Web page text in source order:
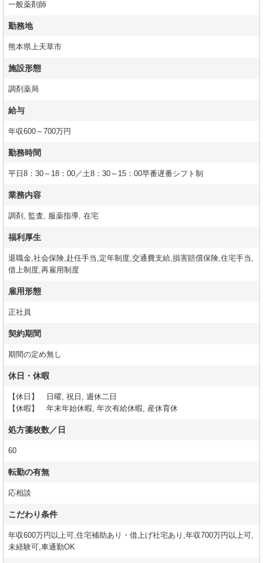
一般薬剤師
勤務地
熊本県上天草市
施設形態
調剤薬局
給与
年収600～700万円
勤務時間
平日8：30～18：00／土8：30～15：00早番遅番シフト制
業務内容
調剤, 監査, 服薬指導, 在宅
福利厚生
退職金,社会保険,赴任手当,定年制度,交通費支給,損害賠償保険,住宅手当,
借上制度,再雇用制度
雇用形態
正社員
契約期間
期間の定め無し
休日・休暇
【休日】 日曜, 祝日, 週休二日
【休暇】 年末年始休暇, 年次有給休暇, 産休育休
処方箋枚数／日
60
転勤の有無
応相談
こだわり条件
年収600万円以上可,住宅補助あり・借上げ社宅あり,年収700万円以上可,
未経験可,車通勤OK